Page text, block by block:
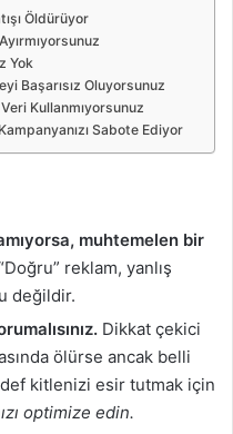
Öldürüyor
Yok
Başarısız Oluyorsunuz
Kullanmıyorsunuz
Sabote Ediyor
muhtemelen bir
reklam, yanlış
değildir.
Dikkat çekici
ölürse ancak belli
kitlenizi esir tutmak için
optimize edin.